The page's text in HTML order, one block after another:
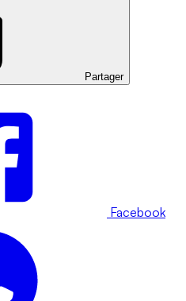
Partager
Facebook